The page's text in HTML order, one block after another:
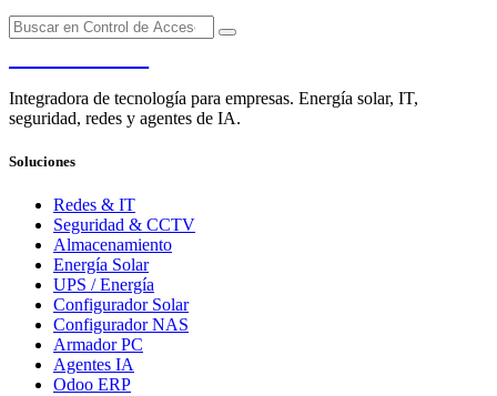
Integradora de tecnología para empresas. Energía solar, IT,
seguridad, redes y agentes de IA.
Soluciones
Redes & IT
Seguridad & CCTV
Almacenamiento
Energía Solar
UPS / Energía
Configurador Solar
Configurador NAS
Armador PC
Agentes IA
Odoo ERP